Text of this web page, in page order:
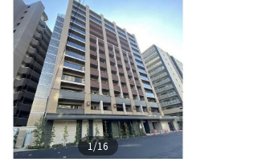
1/16